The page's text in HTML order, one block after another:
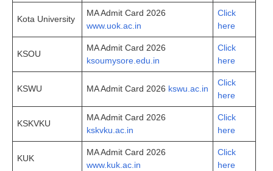
Kota University
MA Admit Card 2026
www.uok.ac.in
Click
here
KSOU
MA Admit Card 2026
ksoumysore.edu.in
Click
here
KSWU MA Admit Card 2026 kswu.ac.in
Click
here
KSKVKU
MA Admit Card 2026
kskvku.ac.in
Click
here
KUK
MA Admit Card 2026
www.kuk.ac.in
Click
here